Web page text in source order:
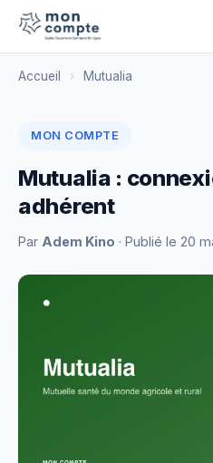
Accueil › Mutualia
MON COMPTE
Mutualia :
adhérent
Par Adem Kino · Publié le 20